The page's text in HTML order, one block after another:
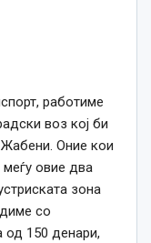
работиме
воз кој би
Оние кои
овие два
зона
со
од 150 денари,